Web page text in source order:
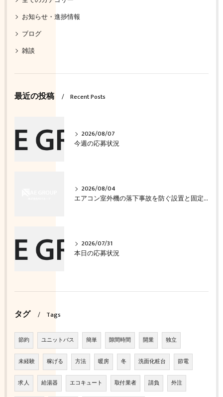
お知らせ・進捗情報
ブログ
雑談
最近の投稿 Recent Posts
2026/08/07
今週の応募状況
2026/08/04
エアコン室外機の落下事故を防ぐ設置と固定の確認方法
2026/07/31
本日の応募状況
タグ Tags
節約 ユニットバス 簡単 隙間時間 開業 独立
未経験 稼げる 方法 暖房 冬 洗面化粧台 節電
求人 給湯器 エコキュート 取付業者 請負 外注